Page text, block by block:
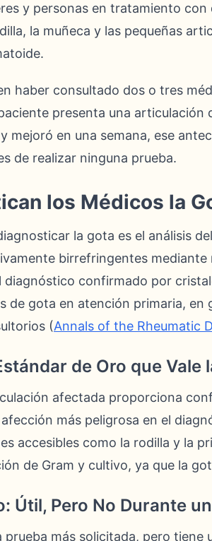
y personas en tratamiento
la muñeca y las pequeñas
haber consultado dos o tres
presenta una
mejoró en una semana, ese
de realizar ninguna prueba.
los Médicos la
la gota es el análisis
birrefringentes mediante
diagnóstico confirmado por
de gota en atención primaria,
(Annals of the Rheumatic
de Oro que Vale
afectada proporciona
más peligrosa en el
accesibles como la rodilla y la
de Gram y cultivo, ya que la
Útil, Pero No Durante
prueba más solicitada, pero